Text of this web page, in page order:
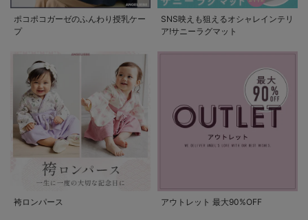
ポコポコガーゼのふんわり授乳ケー
プ
SNS映えも狙えるオシャレインテリ
ア!サニーラグマット
袴ロンパース アウトレット 最大90%OFF